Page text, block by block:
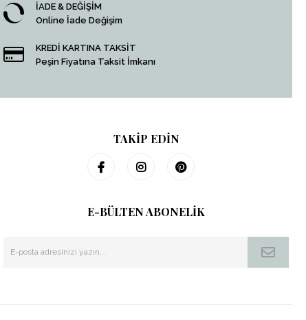
İADE & DEĞİŞİM
Online İade Değişim
KREDİ KARTINA TAKSİT
Peşin Fiyatına Taksit İmkanı
TAKİP EDİN
E-BÜLTEN ABONELİK